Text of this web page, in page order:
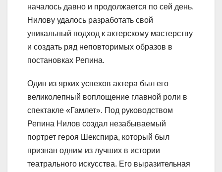
началось давно и продолжается по сей день.
Нилову удалось разработать свой
уникальный подход к актерскому мастерству
и создать ряд неповторимых образов в
постановках Репина.
Один из ярких успехов актера был его
великолепный воплощение главной роли в
спектакле «Гамлет». Под руководством
Репина Нилов создал незабываемый
портрет героя Шекспира, который был
признан одним из лучших в истории
театрального искусства. Его выразительная